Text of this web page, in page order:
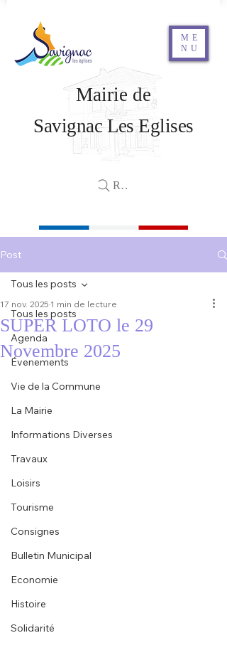
ME
NU
Savignac Les Eglises
Mairie de
Rechercher
Post
Tous les posts
Agenda
Évenements
Vie de la Commune
La Mairie
Informations Diverses
Travaux
Loisirs
Tourisme
Consignes
Bulletin Municipal
Economie
Histoire
Solidarité
Tous les posts
SUPER LOTO le 29
Novembre 2025
17 nov. 2025 1 min de lecture